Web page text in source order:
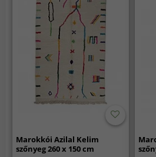
Marokkói Azilal Kelim
szőnyeg 260 x 150 cm